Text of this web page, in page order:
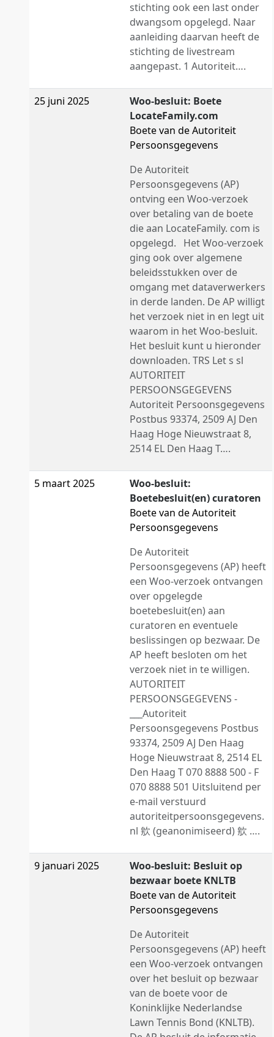
stichting ook een last onder
dwangsom opgelegd. Naar
aanleiding daarvan heeft de
stichting de livestream
aangepast. 1 Autoriteit….
25 juni 2025
Woo-besluit: Boete
LocateFamily.com
Boete van de Autoriteit
Persoonsgegevens
De Autoriteit
Persoonsgegevens (AP)
ontving een Woo-verzoek
over betaling van de boete
die aan LocateFamily. com is
opgelegd. Het Woo-verzoek
ging ook over algemene
beleidsstukken over de
omgang met dataverwerkers
in derde landen. De AP willigt
het verzoek niet in en legt uit
waarom in het Woo-besluit.
Het besluit kunt u hieronder
downloaden. TRS Let s sl
AUTORITEIT
PERSOONSGEGEVENS
Autoriteit Persoonsgegevens
Postbus 93374, 2509 AJ Den
Haag Hoge Nieuwstraat 8,
2514 EL Den Haag T….
5 maart 2025
Woo-besluit:
Boetebesluit(en) curatoren
Boete van de Autoriteit
Persoonsgegevens
De Autoriteit
Persoonsgegevens (AP) heeft
een Woo-verzoek ontvangen
over opgelegde
boetebesluit(en) aan
curatoren en eventuele
beslissingen op bezwaar. De
AP heeft besloten om het
verzoek niet in te willigen.
AUTORITEIT
PERSOONSGEGEVENS -
___Autoriteit
Persoonsgegevens Postbus
93374, 2509 AJ Den Haag
Hoge Nieuwstraat 8, 2514 EL
Den Haag T 070 8888 500 - F
070 8888 501 Uitsluitend per
e-mail verstuurd
autoriteitpersoonsgegevens.
nl 㰾 (geanonimiseerd) 㰾 ….
9 januari 2025
Woo-besluit: Besluit op
bezwaar boete KNLTB
Boete van de Autoriteit
Persoonsgegevens
De Autoriteit
Persoonsgegevens (AP) heeft
een Woo-verzoek ontvangen
over het besluit op bezwaar
van de boete voor de
Koninklijke Nederlandse
Lawn Tennis Bond (KNLTB).